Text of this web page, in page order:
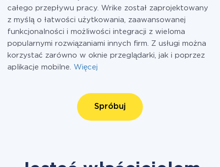
całego przepływu pracy. Wrike został zaprojektowany
z myślą o łatwości użytkowania, zaawansowanej
funkcjonalności i możliwości integracji z wieloma
popularnymi rozwiązaniami innych firm. Z usługi można
korzystać zarówno w oknie przeglądarki, jak i poprzez
aplikacje mobilne. Więcej
Spróbuj